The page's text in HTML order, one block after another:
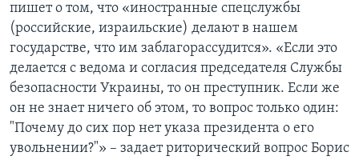
пишет о том, что «иностранные спецслужбы
(российские, израильские) делают в нашем
государстве, что им заблагорассудится». «Если это
делается с ведома и согласия председателя Службы
безопасности Украины, то он преступник. Если же
он не знает ничего об этом, то вопрос только один:
"Почему до сих пор нет указа президента о его
увольнении?"» – задает риторический вопрос Борис